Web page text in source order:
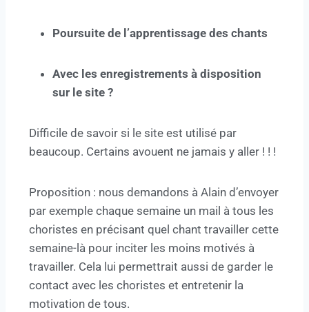
Poursuite de l’apprentissage des chants
Avec les enregistrements à disposition
sur le site ?
Difficile de savoir si le site est utilisé par
beaucoup. Certains avouent ne jamais y aller ! ! !
Proposition : nous demandons à Alain d’envoyer
par exemple chaque semaine un mail à tous les
choristes en précisant quel chant travailler cette
semaine-là pour inciter les moins motivés à
travailler. Cela lui permettrait aussi de garder le
contact avec les choristes et entretenir la
motivation de tous.